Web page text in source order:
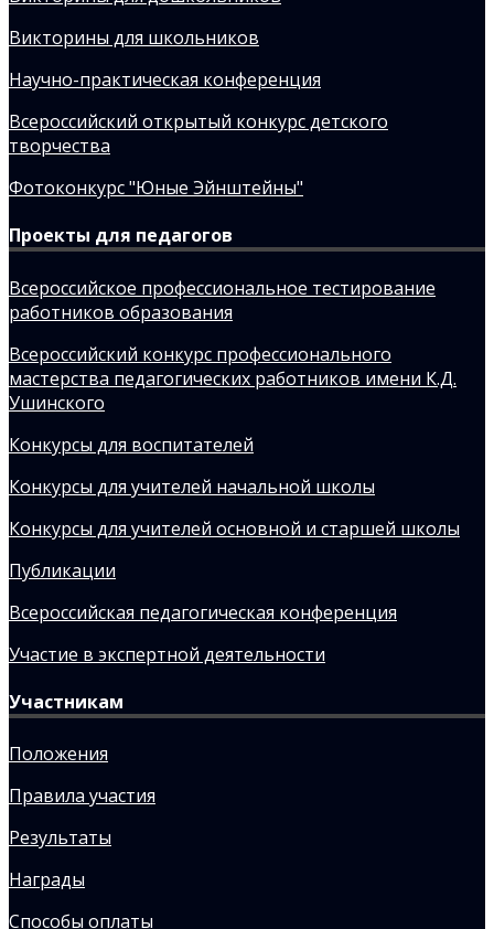
Викторины для школьников
Научно-практическая конференция
Всероссийский открытый конкурс детского
творчества
Фотоконкурс "Юные Эйнштейны"
Проекты для педагогов
Всероссийское профессиональное тестирование
работников образования
Всероссийский конкурс профессионального
мастерства педагогических работников имени К.Д.
Ушинского
Конкурсы для воспитателей
Конкурсы для учителей начальной школы
Конкурсы для учителей основной и старшей школы
Публикации
Всероссийская педагогическая конференция
Участие в экспертной деятельности
Участникам
Положения
Правила участия
Результаты
Награды
Способы оплаты